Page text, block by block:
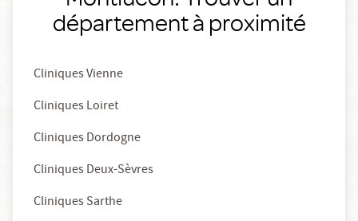
département à proximité
Cliniques Vienne
Cliniques Loiret
Cliniques Dordogne
Cliniques Deux-Sèvres
Cliniques Sarthe